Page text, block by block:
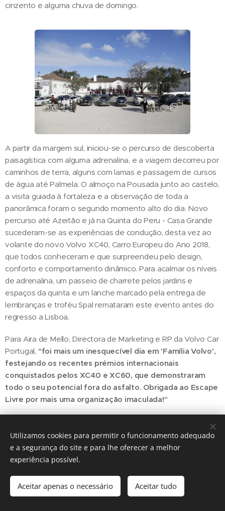
cinzento e alguma chuva de domingo.
A partir da margem sul, iniciou-se o percurso de descoberta
paisagística com alguma adrenalina, e a viagem decorreu por
caminhos de terra, alguns com lamas e passagem de cursos
de água até Palmela. O almoço na Pousada junto ao castelo,
a visita guiada à fortaleza e a observação de toda a
panorâmica foram o segundo momento alto do dia. Novo
percurso até Azeitão e já na Quinta do Peru - Casa Grande
sucederam-se as experiências de condução, desta vez ao
volante do novo Volvo XC40, Carro Europeu do Ano 2018,
que todos conheceram e que surpreendeu pelo design,
conforto e comportamento dinâmico. Para acalmar os níveis
de adrenalina, um passeio de charrete pelos jardins e
espaços da quinta e um lanche marcado pela entrega de
lembranças e troféu Spal remataram este evento antes do
regresso a Lisboa.
Para Aira de Mello, Directora de Marketing e RP da Volvo Car
Portugal, "foi mais um inesquecível dia em 'Família Volvo',
festejando os recentes prémios internacionais
conquistados pelos XC40 e XC60, que demonstraram
todo o seu potencial fora do asfalto. Obrigada ao Escape
Livre por mais uma organização imaculada!"
Share
Utilizamos cookies para permitir o funcionamento adequado
e a segurança do site e para lhe oferecer a melhor
experiência possível.
Aceitar apenas o necessário Aceitar tudo